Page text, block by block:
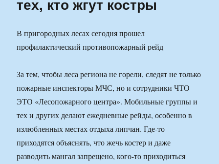
тех, кто жгут костры
В пригородных лесах сегодня прошел
профилактический противопожарный рейд
За тем, чтобы леса региона не горели, следят не только
пожарные инспекторы МЧС, но и сотрудники ЧТО
ЭТО «Лесопожарного центра». Мобильные группы и
тех и других делают ежедневные рейды, особенно в
излюбленных местах отдыха липчан. Где-то
приходятся объяснять, что жечь костер и даже
разводить мангал запрещено, кого-то приходиться